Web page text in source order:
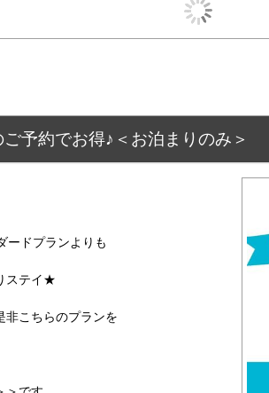
予約でお得♪＜お泊まりのみ＞
ードプランよりも
ステイ★
非こちらのプランを